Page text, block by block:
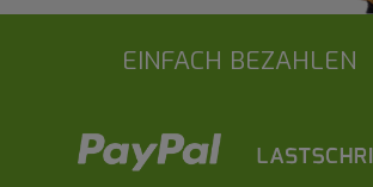
EINFACH BEZAHLEN